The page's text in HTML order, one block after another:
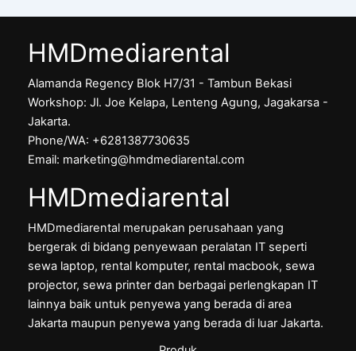
HMDmediarental
Alamanda Regency Blok H7/31 - Tambun Bekasi
Workshop: Jl. Joe Kelapa, Lenteng Agung, Jagakarsa -
Jakarta.
Phone/WA: +6281387730635
Email: marketing@hmdmediarental.com
HMDmediarental
HMDmediarental merupakan perusahaan yang
bergerak di bidang penyewaan peralatan IT seperti
sewa laptop, rental komputer, rental macbook, sewa
projector, sewa printer dan berbagai perlengkapan IT
lainnya baik untuk penyewa yang berada di area
Jakarta maupun penyewa yang berada di luar Jakarta.